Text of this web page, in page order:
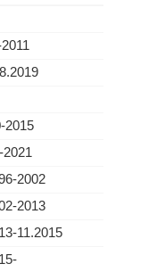
2015
2021
2002
2013
11.2015